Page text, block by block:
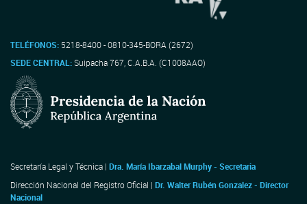
TELÉFONOS: 5218-8400 - 0810-345-BORA (2672)
SEDE CENTRAL:Suipacha 767, C.A.B.A. (C1008AAO)
Secretaría Legal y Técnica | Dra. María Ibarzabal Murphy - Secretaria
Dirección Nacional del Registro Oficial | Dr. Walter Rubén Gonzalez - Director
Nacional